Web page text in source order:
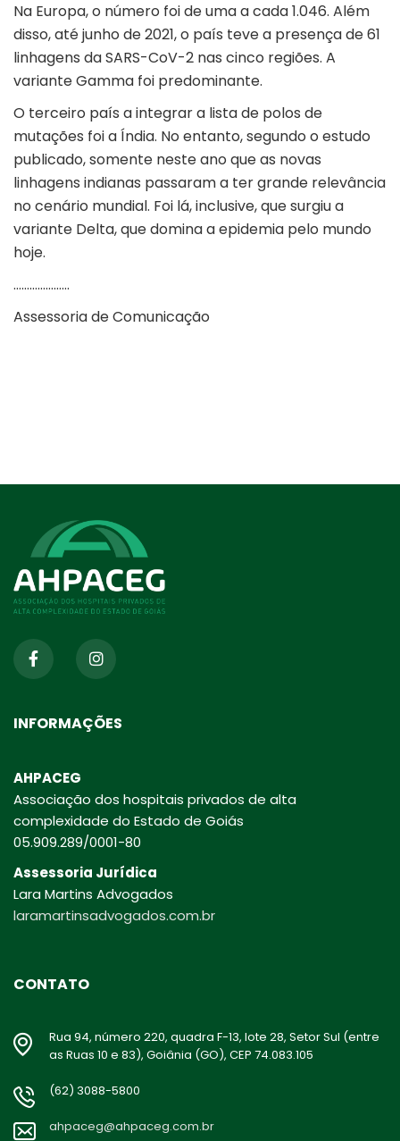
Na Europa, o número foi de uma a cada 1.046. Além
disso, até junho de 2021, o país teve a presença de 61
linhagens da SARS-CoV-2 nas cinco regiões. A
variante Gamma foi predominante.
O terceiro país a integrar a lista de polos de
mutações foi a Índia. No entanto, segundo o estudo
publicado, somente neste ano que as novas
linhagens indianas passaram a ter grande relevância
no cenário mundial. Foi lá, inclusive, que surgiu a
variante Delta, que domina a epidemia pelo mundo
hoje.
…………………
Assessoria de Comunicação
INFORMAÇÕES
AHPACEG
Associação dos hospitais privados de alta
complexidade do Estado de Goiás
05.909.289/0001-80
Assessoria Jurídica
Lara Martins Advogados
laramartinsadvogados.com.br
CONTATO
Rua 94, número 220, quadra F-13, lote 28, Setor Sul (entre
as Ruas 10 e 83), Goiânia (GO), CEP 74.083.105
(62) 3088-5800
ahpaceg@ahpaceg.com.br